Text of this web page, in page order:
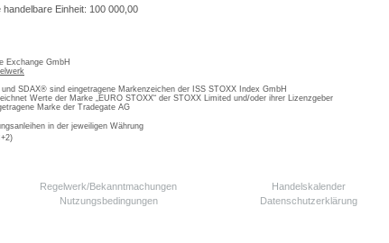
Einheit: 100 000,00
Exchange GmbH
SDAX® sind eingetragene Markenzeichen der ISS STOXX Index GmbH
Werte der Marke „EURO STOXX“ der STOXX Limited und/oder ihrer Lizenzgeber
Marke der Tradegate AG
in der jeweiligen Währung
Regelwerk/Bekanntmachungen
Handelskalender
Nutzungsbedingungen Datenschutzerklärung